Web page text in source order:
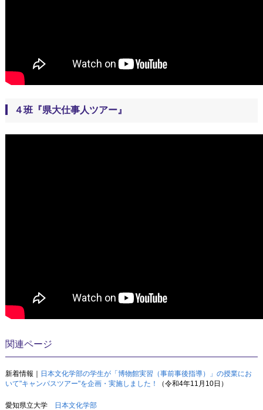
４班『県大仕事人ツアー』
関連ページ
新着情報｜ 日本文化学部の学生が「博物館実習（事前事後指導）」の授業にお
いて"キャンパスツアー"を企画・実施しました！
（令和4年11月10日）
愛知県立大学 日本文化学部